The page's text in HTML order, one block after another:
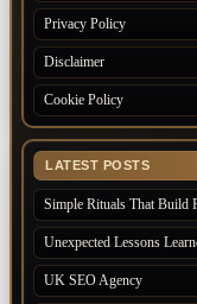
Privacy Policy
Disclaimer
Cookie Policy
LATEST POSTS
Simple Rituals That Build
Unexpected Lessons
UK SEO Agency